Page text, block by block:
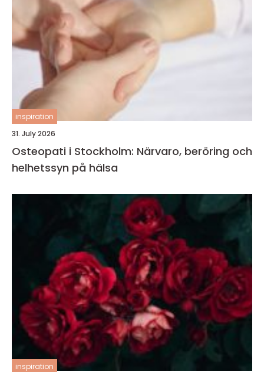
inspiration
31. July 2026
Osteopati i Stockholm: Närvaro, beröring och
helhetssyn på hälsa
inspiration